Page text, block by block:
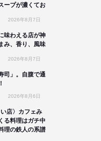
ープが濃くてお
2026年8月7日
味わえる店が神
み、香り、風味
2026年8月7日
司」。自腹で通
2026年8月6日
店〉カフェみ
る料理はガチ中
理の鉄人の系譜